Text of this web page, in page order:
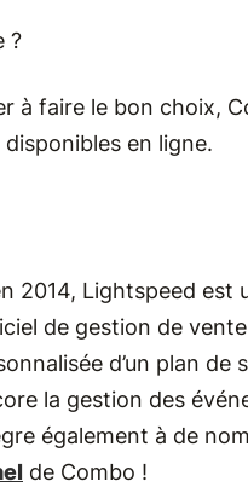
?
à faire le bon choix,
en ligne.
2014, Lightspeed est
de gestion de
d’un plan de
la gestion des
également à de
de Combo !